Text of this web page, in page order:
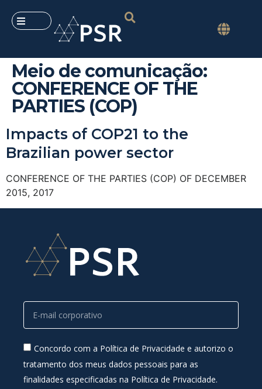
Meio de comunicação:
CONFERENCE OF THE
PARTIES (COP)
Impacts of COP21 to the
Brazilian power sector
CONFERENCE OF THE PARTIES (COP) OF DECEMBER
2015, 2017
Concordo com a Política de Privacidade e autorizo o
tratamento dos meus dados pessoais para as
finalidades especificadas na Política de Privacidade.